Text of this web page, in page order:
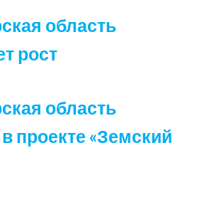
область
рост
область
проекте «Земский